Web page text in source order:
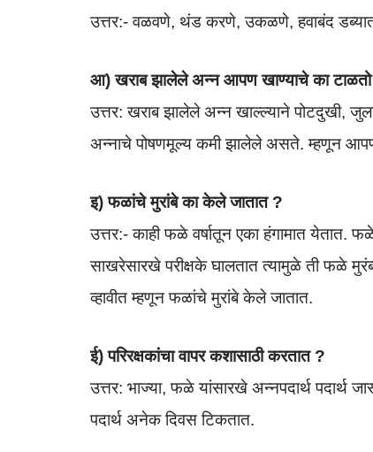
उत्तर:- वळवणे, थंड करणे, उकळणे, हवाबंद डब्यात
आ) खराब झालेले अन्न आपण खाण्याचे का
उत्तर: खराब झालेले अन्न खाल्ल्याने पोटदुखी,
अन्नाचे पोषणमूल्य कमी झालेले असते. म्हणून
इ) फळांचे मुरांबे का केले जातात ?
उत्तर:- काही फळे वर्षातून एका हंगामात येतात.
साखरेसारखे परीक्षके घालतात त्यामुळे ती फळे
व्हावीत म्हणून फळांचे मुरांबे केले जातात.
ई) परिरक्षकांचा वापर कशासाठी करतात ?
उत्तर: भाज्या, फळे यांसारखे अन्नपदार्थ पदार्थ
पदार्थ अनेक दिवस टिकतात.